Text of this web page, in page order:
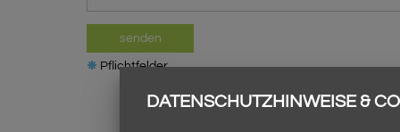
senden
Pflichtfelder
DATENSCHUTZHINWEISE &